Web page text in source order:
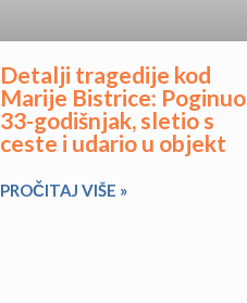
Detalji tragedije kod
Marije Bistrice: Poginuo
33-godišnjak, sletio s
ceste i udario u objekt
PROČITAJ VIŠE »